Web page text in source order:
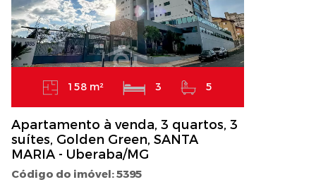
158 m² 3 5
Apartamento à venda, 3 quartos, 3
suítes, Golden Green, SANTA
MARIA - Uberaba/MG
Código do imóvel: 5395